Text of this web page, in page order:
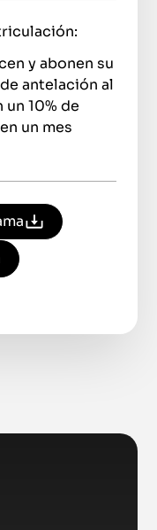
y abonen su
antelación al
10% de
un mes